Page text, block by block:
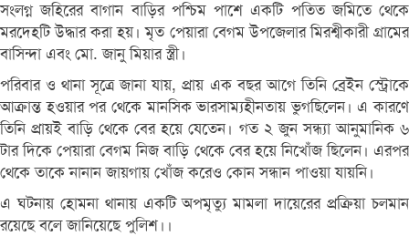
সংলগ্ন জহিরের বাগান বাড়ির পশ্চিম পাশে একটি পতিত জমিতে থেকে
মরদেহটি উদ্ধার করা হয়। মৃত পেয়ারা বেগম উপজেলার মিরশ্বীকারী গ্রামের
বাসিন্দা এবং মো. জানু মিয়ার স্ত্রী।
পরিবার ও থানা সূত্রে জানা যায়, প্রায় এক বছর আগে তিনি ব্রেইন স্ট্রোকে
আক্রান্ত হওয়ার পর থেকে মানসিক ভারসাম্যহীনতায় ভুগছিলেন। এ কারণে
তিনি প্রায়ই বাড়ি থেকে বের হয়ে যেতেন। গত ২ জুন সন্ধ্যা আনুমানিক ৬
টার দিকে পেয়ারা বেগম নিজ বাড়ি থেকে বের হয়ে নিখোঁজ ছিলেন। এরপর
থেকে তাকে নানান জায়গায় খোঁজ করেও কোন সন্ধান পাওয়া যায়নি।
এ ঘটনায় হোমনা থানায় একটি অপমৃত্যু মামলা দায়েরের প্রক্রিয়া চলমান
রয়েছে বলে জানিয়েছে পুলিশ।।